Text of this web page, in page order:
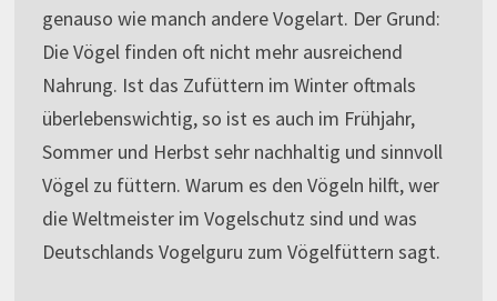
genauso wie manch andere Vogelart. Der Grund:
Die Vögel finden oft nicht mehr ausreichend
Nahrung. Ist das Zufüttern im Winter oftmals
überlebenswichtig, so ist es auch im Frühjahr,
Sommer und Herbst sehr nachhaltig und sinnvoll
Vögel zu füttern. Warum es den Vögeln hilft, wer
die Weltmeister im Vogelschutz sind und was
Deutschlands Vogelguru zum Vögelfüttern sagt.